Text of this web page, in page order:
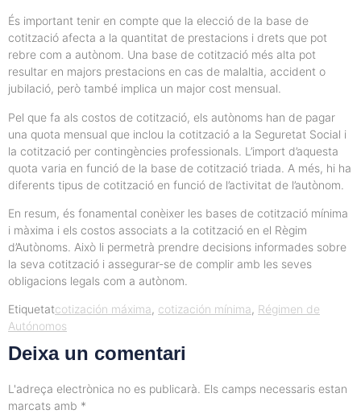
És important tenir en compte que la elecció de la base de
cotització afecta a la quantitat de prestacions i drets que pot
rebre com a autònom. Una base de cotització més alta pot
resultar en majors prestacions en cas de malaltia, accident o
jubilació, però també implica un major cost mensual.
Pel que fa als costos de cotització, els autònoms han de pagar
una quota mensual que inclou la cotització a la Seguretat Social i
la cotització per contingències professionals. L’import d’aquesta
quota varia en funció de la base de cotització triada. A més, hi ha
diferents tipus de cotització en funció de l’activitat de l’autònom.
En resum, és fonamental conèixer les bases de cotització mínima
i màxima i els costos associats a la cotització en el Règim
d’Autònoms. Això li permetrà prendre decisions informades sobre
la seva cotització i assegurar-se de complir amb les seves
obligacions legals com a autònom.
Etiquetatcotización máxima, cotización mínima, Régimen de
Autónomos
Deixa un comentari
L'adreça electrònica no es publicarà. Els camps necessaris estan
marcats amb *